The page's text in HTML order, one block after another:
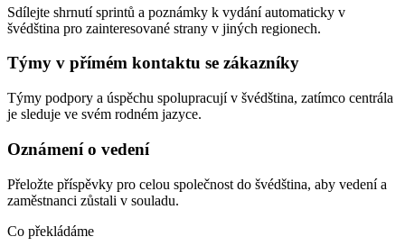
Sdílejte shrnutí sprintů a poznámky k vydání automaticky v
švédština pro zainteresované strany v jiných regionech.
Týmy v přímém kontaktu se zákazníky
Týmy podpory a úspěchu spolupracují v švédština, zatímco centrála
je sleduje ve svém rodném jazyce.
Oznámení o vedení
Přeložte příspěvky pro celou společnost do švédština, aby vedení a
zaměstnanci zůstali v souladu.
Co překládáme